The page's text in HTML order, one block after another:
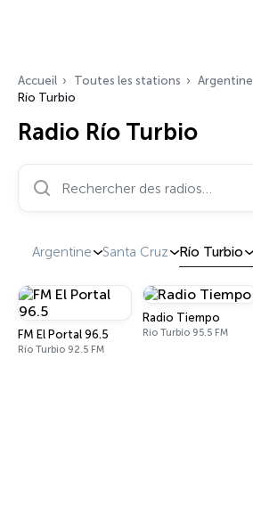
Accueil Toutes les stations Argentine
Río Turbio
Radio Río Turbio
Argentine Santa Cruz Río Turbio
FM El Portal 96.5
Río Turbio 92.5 FM
Radio Tiempo
Río Turbio 95.5 FM